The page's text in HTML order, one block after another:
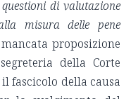
di valutazione
misura delle pene
proposizione
della Corte
fascicolo della causa